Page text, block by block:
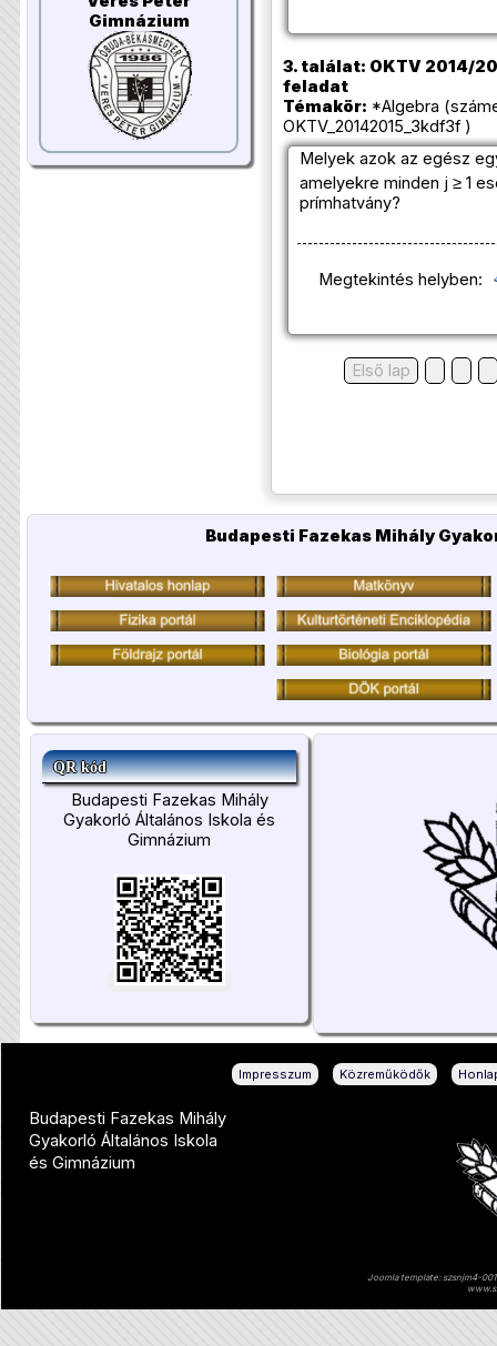
Gimnázium
3. találat: OKTV 2014/
feladat
Témakör: *Algebra
OKTV_20142015_3kdf3f )
Melyek azok az egész
amelyekre minden j ≥ 1
prímhatvány?
Megtekintés helyben:
Első lap
Budapesti Fazekas Mihály
QR kód
Budapesti Fazekas Mihály
Gyakorló Általános Iskola és
Gimnázium
Impresszum Közreműködők
Budapesti Fazekas Mihály
Gyakorló Általános Iskola
és Gimnázium
Joomla template: szsnjm4-